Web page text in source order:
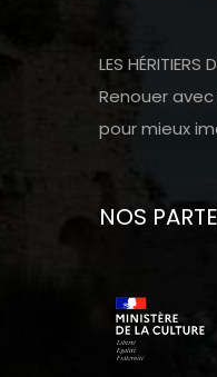
LES HÉRITIERS
Renouer avec
pour mieux
NOS